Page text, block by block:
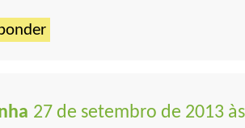
27 de setembro de 2013